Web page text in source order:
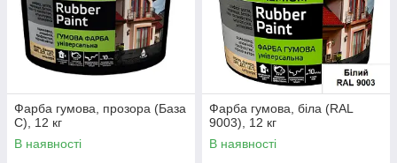
Фарба гумова, прозора (База
С), 12 кг
В наявності
Фарба гумова, біла (RAL
9003), 12 кг
В наявності